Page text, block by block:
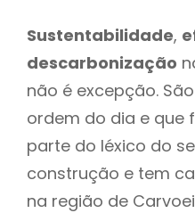
Sustentabilidade,
descarbonização
não é excepção.
ordem do dia e que
parte do léxico do
construção e tem
na região de